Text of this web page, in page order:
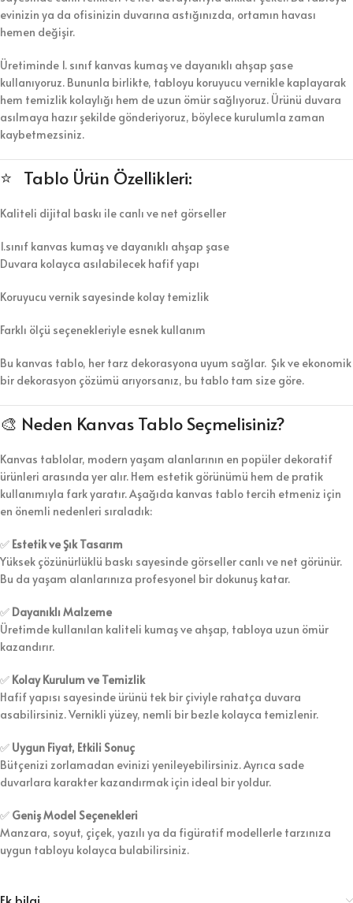
evinizin ya da ofisinizin duvarına astığınızda, ortamın havası
hemen değişir.
Üretiminde 1. sınıf kanvas kumaş ve dayanıklı ahşap şase
kullanıyoruz. Bununla birlikte, tabloyu koruyucu vernikle kaplayarak
hem temizlik kolaylığı hem de uzun ömür sağlıyoruz. Ürünü duvara
asılmaya hazır şekilde gönderiyoruz, böylece kurulumla zaman
kaybetmezsiniz.
⭐ Tablo Ürün Özellikleri:
Kaliteli dijital baskı ile canlı ve net görseller
1.sınıf kanvas kumaş ve dayanıklı ahşap şase
Duvara kolayca asılabilecek hafif yapı
Koruyucu vernik sayesinde kolay temizlik
Farklı ölçü seçenekleriyle esnek kullanım
Bu kanvas tablo, her tarz dekorasyona uyum sağlar. Şık ve ekonomik
bir dekorasyon çözümü arıyorsanız, bu tablo tam size göre.
🎨 Neden Kanvas Tablo Seçmelisiniz?
Kanvas tablolar, modern yaşam alanlarının en popüler dekoratif
ürünleri arasında yer alır. Hem estetik görünümü hem de pratik
kullanımıyla fark yaratır. Aşağıda kanvas tablo tercih etmeniz için
en önemli nedenleri sıraladık:
✅ Estetik ve Şık Tasarım
Yüksek çözünürlüklü baskı sayesinde görseller canlı ve net görünür.
Bu da yaşam alanlarınıza profesyonel bir dokunuş katar.
✅ Dayanıklı Malzeme
Üretimde kullanılan kaliteli kumaş ve ahşap, tabloya uzun ömür
kazandırır.
✅ Kolay Kurulum ve Temizlik
Hafif yapısı sayesinde ürünü tek bir çiviyle rahatça duvara
asabilirsiniz. Vernikli yüzey, nemli bir bezle kolayca temizlenir.
✅ Uygun Fiyat, Etkili Sonuç
Bütçenizi zorlamadan evinizi yenileyebilirsiniz. Ayrıca sade
duvarlara karakter kazandırmak için ideal bir yoldur.
✅ Geniş Model Seçenekleri
Manzara, soyut, çiçek, yazılı ya da figüratif modellerle tarzınıza
uygun tabloyu kolayca bulabilirsiniz.